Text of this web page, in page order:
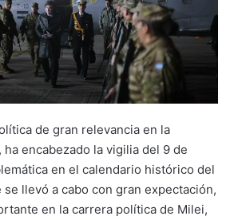
de gran relevancia en la
encabezado la vigilia del 9 de
en el calendario histórico del
se llevó a cabo con gran expectación,
en la carrera política de Milei,